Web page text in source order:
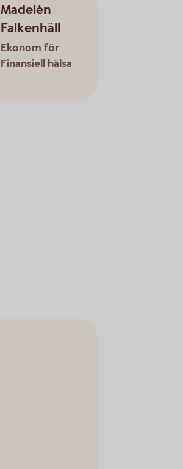
Madelén
Falkenhäll
Ekonom för
Finansiell hälsa